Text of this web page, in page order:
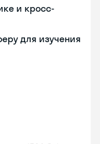
и кросс-
для изучения